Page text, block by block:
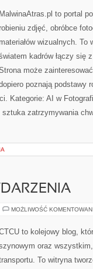
MalwinaAtras.pl to portal
robieniu zdjęć, obróbce
materiałów wizualnych.
kadrów łączy się
może
poznają podstawy
Kategorie: AI w
zatrzymywania
MOŻLIWOŚĆ
to kolejowy blog,
oraz
To witryna